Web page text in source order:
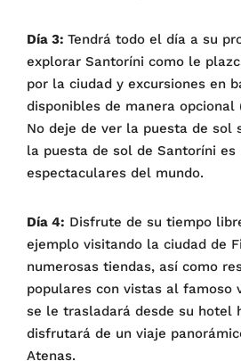
Día 3: Tendrá todo el día a su
explorar Santoríni como le
por la ciudad y excursiones en
disponibles de manera opcional
No deje de ver la puesta de sol
la puesta de sol de Santoríni es
espectaculares del mundo.
Día 4: Disfrute de su tiempo
ejemplo visitando la ciudad de
numerosas tiendas, así como
populares con vistas al famoso
se le trasladará desde su hotel
disfrutará de un viaje
Atenas.